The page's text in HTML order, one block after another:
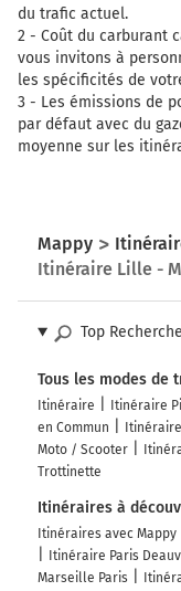
du trafic actuel.
2 - Coût du carburant
vous invitons à
les spécificités de
3 - Les émissions de
par défaut avec du
moyenne sur les
Mappy
Itinéraire Lille -
Top
Tous les modes de
Itinéraire Itinéraire
en Commun
Moto / Scooter
Trottinette
Itinéraires à
Itinéraires avec Mappy
Itinéraire Paris
Marseille Paris